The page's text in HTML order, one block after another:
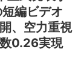
編ビデオ
、空力重視
0.26実現